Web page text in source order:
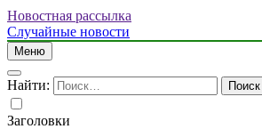
Новостная рассылка
Случайные новости
Меню
Найти:
Заголовки